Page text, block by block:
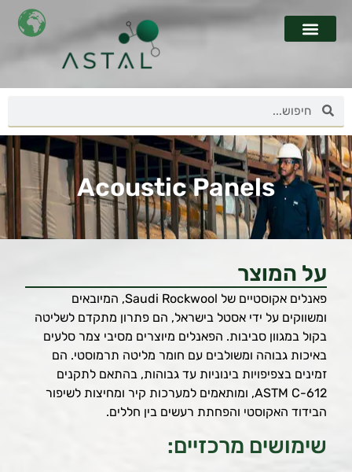
Acoustic Panels
על המוצר
פאנלים אקוסטיים של Saudi Rockwool, המיובאים
ומשווקים על ידי אסטל בישראל, הם פתרון מתקדם לשליטה
בקול במגוון סביבות. הפאנלים מיוצרים מסיבי צמר סלעים
באיכות גבוהה ומשולבים עם חומר מליטה תרמוסטי. הם
זמינים בצפיפויות בינוניות עד גבוהות, בהתאם לתקנים
ASTM C-612, ומותאמים למערכות קיר ומחיצות לשיפור
הבידוד האקוסטי והפחתת רעשים בין חללים.
שימושים מרכזיים: